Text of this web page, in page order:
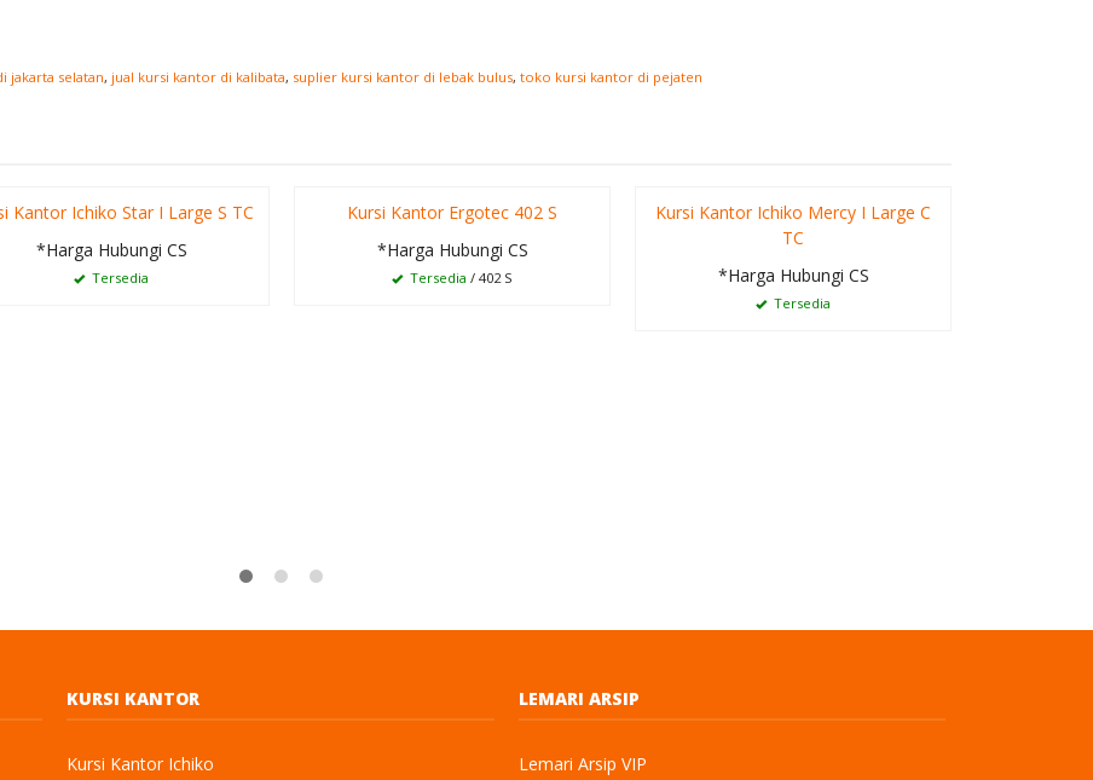
jakarta selatan, jual kursi kantor di kalibata, suplier kursi kantor di lebak bulus, toko kursi kantor di pejaten
Kantor Ichiko Star I Large S TC
*Harga Hubungi CS
Tersedia
Kursi Kantor Ergotec 402 S
*Harga Hubungi CS
Tersedia / 402 S
Kursi Kantor Ichiko Mercy I Large C
TC
*Harga Hubungi CS
Tersedia
KURSI KANTOR
Kursi Kantor Ichiko
LEMARI ARSIP
Lemari Arsip VIP